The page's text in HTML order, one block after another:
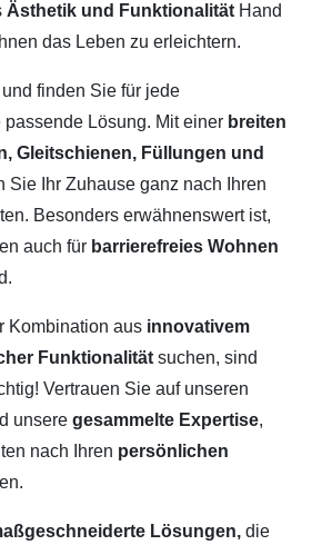
Ästhetik und Funktionalität Hand
das Leben zu erleichtern.
finden Sie für jede
Lösung. Mit einer breiten
Gleitschienen, Füllungen und
Sie Ihr Zuhause ganz nach Ihren
Besonders erwähnenswert ist,
auch für barrierefreies Wohnen
Kombination aus innovativem
Funktionalitätsuchen, sind
Vertrauen Sie auf unseren
unseregesammelte Expertise,
nach Ihren persönlichen
Lösungen, die